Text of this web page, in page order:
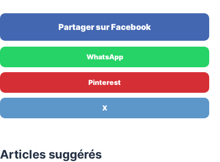
Partager sur Facebook
WhatsApp
Pinterest
X
Articles suggérés